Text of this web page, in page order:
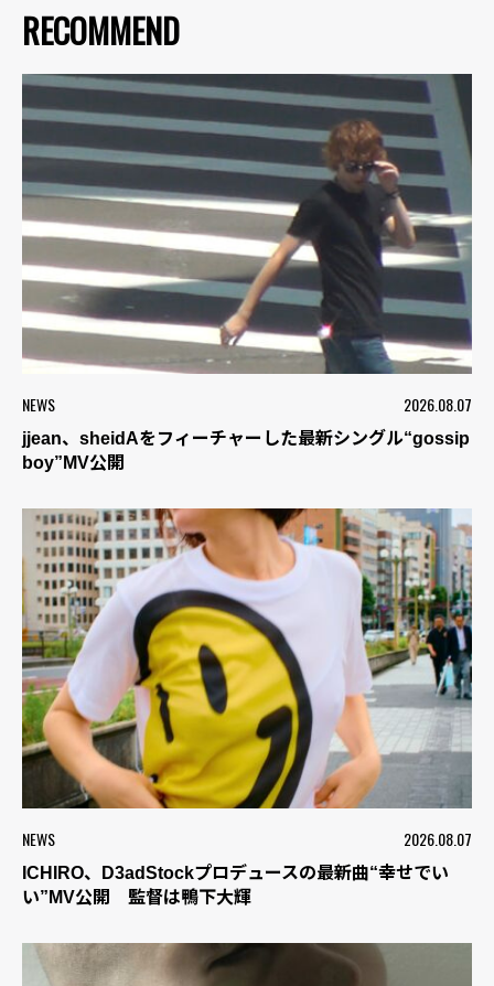
RECOMMEND
NEWS 2026.08.07
jjean、sheidAをフィーチャーした最新シングル“gossip
boy”MV公開
NEWS 2026.08.07
ICHIRO、D3adStockプロデュースの最新曲“幸せでい
い”MV公開 監督は鴨下大輝